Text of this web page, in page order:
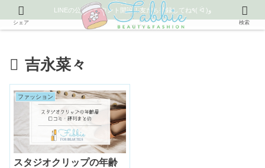
LINEの公式アカウント開設！友だち登録してね٩( ᐛ )و
吉永菜々
ファッション
スタジオクリップの年齢
シェア 検索